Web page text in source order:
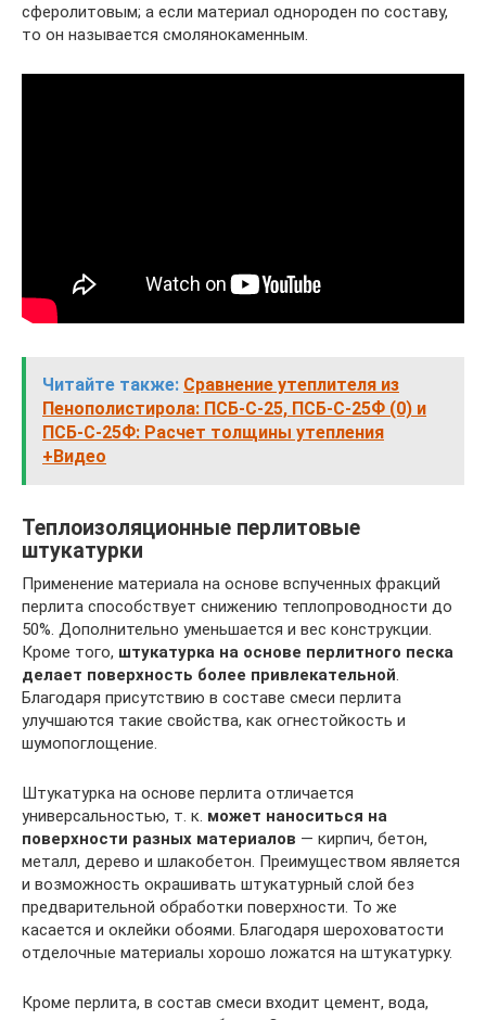
сферолитовым; а если материал однороден по составу,
то он называется смолянокаменным.
Читайте также: Сравнение утеплителя из
Пенополистирола: ПСБ-С-25, ПСБ-С-25Ф (0) и
ПСБ-С-25Ф: Расчет толщины утепления
+Видео
Теплоизоляционные перлитовые
штукатурки
Применение материала на основе вспученных фракций
перлита способствует снижению теплопроводности до
50%. Дополнительно уменьшается и вес конструкции.
Кроме того, штукатурка на основе перлитного песка
делает поверхность более привлекательной.
Благодаря присутствию в составе смеси перлита
улучшаются такие свойства, как огнестойкость и
шумопоглощение.
Штукатурка на основе перлита отличается
универсальностью, т. к. может наноситься на
поверхности разных материалов — кирпич, бетон,
металл, дерево и шлакобетон. Преимуществом является
и возможность окрашивать штукатурный слой без
предварительной обработки поверхности. То же
касается и оклейки обоями. Благодаря шероховатости
отделочные материалы хорошо ложатся на штукатурку.
Кроме перлита, в состав смеси входит цемент, вода,